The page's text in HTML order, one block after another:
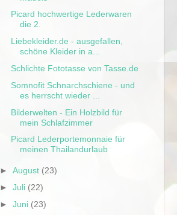
Picard hochwertige Lederwaren
die 2.
Liebekleider.de - ausgefallen,
schöne Kleider in a...
Schlichte Fototasse von Tasse.de
Somnofit Schnarchschiene - und
es herrscht wieder ...
Bilderwelten - Ein Holzbild für
mein Schlafzimmer
Picard Lederportemonnaie für
meinen Thailandurlaub
►August (23)
►Juli (22)
►Juni (23)